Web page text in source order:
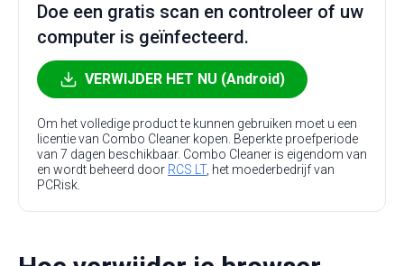
Doe een gratis scan en controleer of uw
computer is geïnfecteerd.
VERWIJDER HET NU (Android)
Om het volledige product te kunnen gebruiken moet u een
licentie van Combo Cleaner kopen. Beperkte proefperiode
van 7 dagen beschikbaar. Combo Cleaner is eigendom van
en wordt beheerd door RCS LT, het moederbedrijf van
PCRisk.